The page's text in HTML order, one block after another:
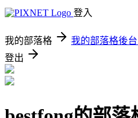
登入
我的部落格 我的部落格後台
登出